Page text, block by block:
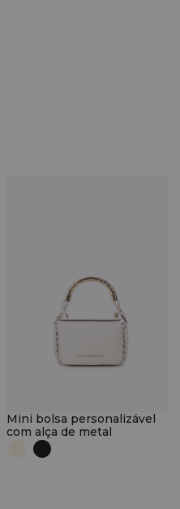
Mini bolsa personalizável
com alça de metal